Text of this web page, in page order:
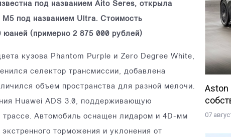
под названием Aito Seres, открыла
под названием Ultra. Стоимость
юаней (примерно 2 875 000 рублей)
кузова Phantom Purple и Zero Degree White,
селектор трансмиссии, добавлена
объем пространства для разной мелочи.
Huawei ADS 3.0, поддерживающую
трассе. Автомобиль оснащен лидаром и 4D-мм
торможения и уклонения от
Aston
07